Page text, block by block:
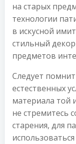
на старых
технологии
в искусной
стильный
предметов
Следует
естественных
материала той
не стремитесь
старения, для